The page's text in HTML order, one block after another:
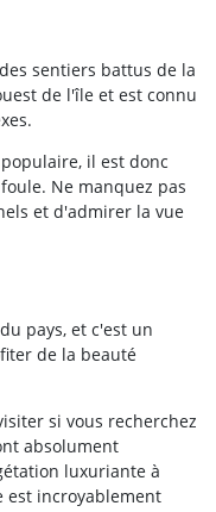
sentiers battus de la
de l'île et est connu
il est donc
Ne manquez pas
et d'admirer la vue
pays, et c'est un
de la beauté
si vous recherchez
absolument
luxuriante à
est incroyablement